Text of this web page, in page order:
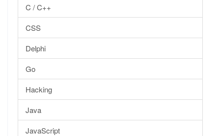
C / C++
CSS
Delphi
Go
Hacking
Java
JavaScript